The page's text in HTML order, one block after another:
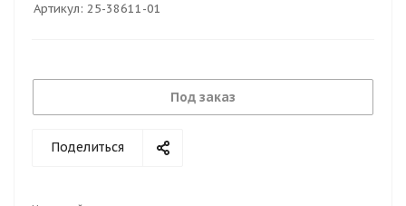
Артикул: 25-38611-01
Под заказ
Поделиться